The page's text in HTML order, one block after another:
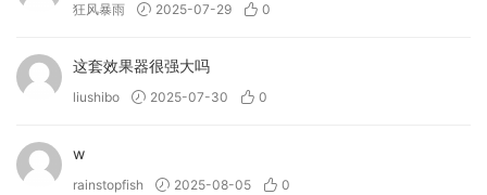
• (New!) Allow you to import your own samples and
→ What can Bloom Bass Groove do?
loops, and one-shot articulations.
• Audition different playing styles in key and in time with
狂风暴雨 2025-07-29 0
这套效果器很强大吗
liushibo 2025-07-30 0
w
rainstopfish 2025-08-05 0